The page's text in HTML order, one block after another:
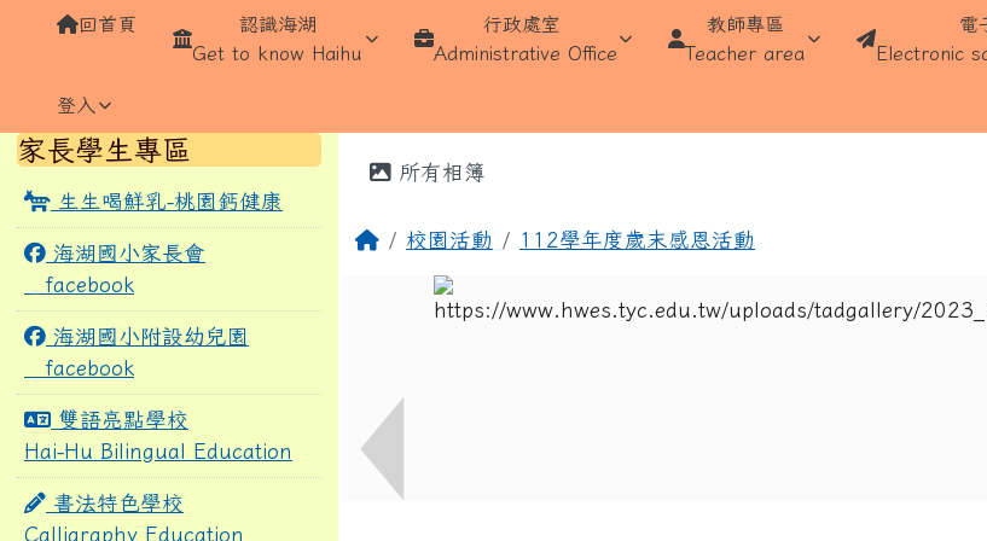
跳至主內容區
桃園市蘆竹區海湖國民小學
導覽列
回首頁
認識海湖
Get to know Haihu
行政處室
Administrative Office
教師專區
Teacher area
電
Electronic
登入
左邊區域內容
家長學生專區
生生喝鮮乳-桃園鈣健康
海湖國小家長會
facebook
海湖國小附設幼兒園
facebook
雙語亮點學校
Hai-Hu Bilingual Education
書法特色學校
Calligraphy Education
主內容區域
所有相簿
回首頁
校園活動 112學年度歲末感恩活動
頁尾區域